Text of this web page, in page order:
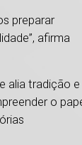
preparar
afirma
alia tradição e
o